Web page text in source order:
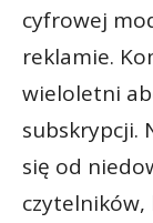
cyfrowej
reklamie.
wieloletni
subskrypcji.
się od
czytelników,